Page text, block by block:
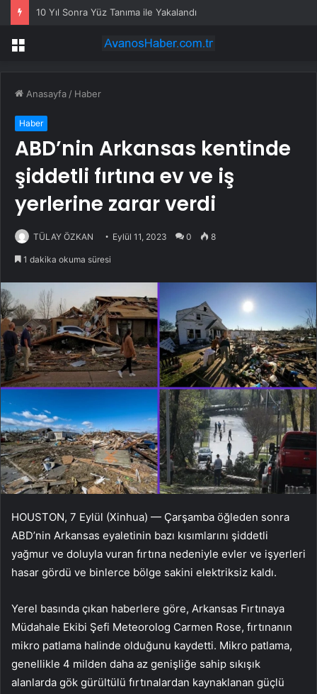
10 Yıl Sonra Yüz Tanıma ile Yakalandı
Menü
Anasayfa / Haber
Haber
ABD’nin Arkansas kentinde
şiddetli fırtına ev ve iş
yerlerine zarar verdi
TÜLAY ÖZKAN Eylül 11, 2023 0 8
1 dakika okuma süresi
HOUSTON, 7 Eylül (Xinhua) — Çarşamba öğleden sonra
ABD’nin Arkansas eyaletinin bazı kısımlarını şiddetli
yağmur ve doluyla vuran fırtına nedeniyle evler ve işyerleri
hasar gördü ve binlerce bölge sakini elektriksiz kaldı.
Yerel basında çıkan haberlere göre, Arkansas Fırtınaya
Müdahale Ekibi Şefi Meteorolog Carmen Rose, fırtınanın
mikro patlama halinde olduğunu kaydetti. Mikro patlama,
genellikle 4 milden daha az genişliğe sahip sıkışık
alanlarda gök gürültülü fırtınalardan kaynaklanan güçlü